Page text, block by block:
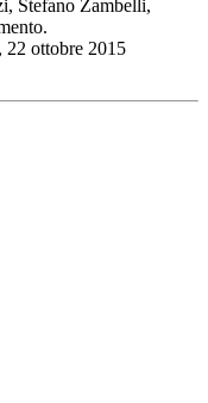
Stefano Zambelli,
ottobre 2015